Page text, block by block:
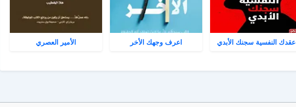
عقدك النفسية سجنك الأبدي اعرف وجهك الأخر الأمير العصري